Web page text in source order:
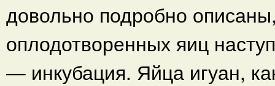
довольно подробно
оплодотворенных яиц
— инкубация. Яйца игуан,